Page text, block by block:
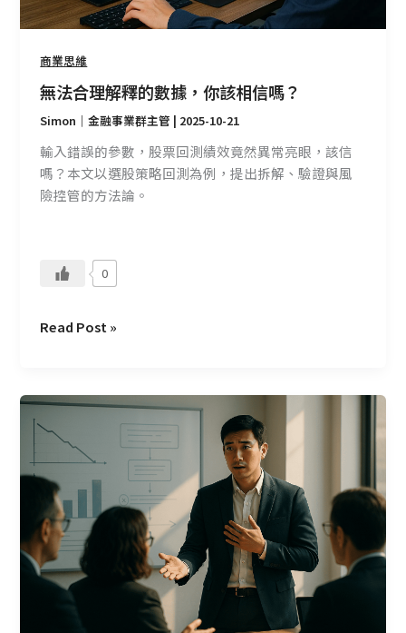
商業思維
無法合理解釋的數據，你該相信嗎？
Simon｜金融事業群主管 | 2025-10-21
輸入錯誤的參數，股票回測績效竟然異常亮眼，該信
嗎？本文以選股策略回測為例，提出拆解、驗證與風
險控管的方法論。
0
該
相
信
Read Post »
在
CMoney
何
待
「錯
誤」
與